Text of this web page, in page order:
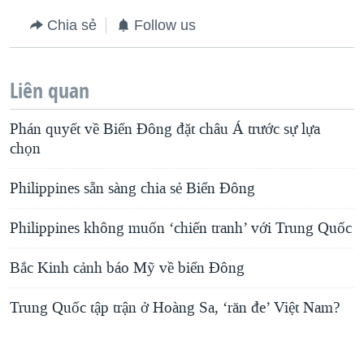
Chia sẻ Follow us
Liên quan
Phán quyết về Biển Đông đặt châu Á trước sự lựa
chọn
Philippines sẵn sàng chia sẻ Biển Đông
Philippines không muốn ‘chiến tranh’ với Trung Quốc
Bắc Kinh cảnh báo Mỹ về biển Đông
Trung Quốc tập trận ở Hoàng Sa, ‘răn đe’ Việt Nam?